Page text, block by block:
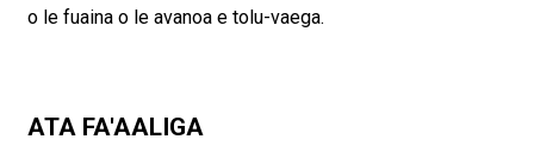
o le fuaina o le avanoa e tolu-vaega.
ATA FA'AALIGA